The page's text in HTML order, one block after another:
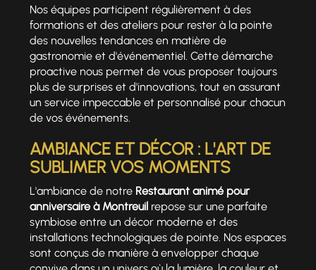
Nos équipes participent régulièrement à des
formations et des ateliers pour rester à la pointe
des nouvelles tendances en matière de
gastronomie et d'événementiel. Cette démarche
proactive nous permet de vous proposer toujours
plus de surprises et d'innovations, tout en assurant
un service impeccable et personnalisé pour chacun
de vos événements.
AMBIANCE ET DÉCOR : L'ART DE
SUBLIMER VOS MOMENTS
L'ambiance de notre Restaurant animé pour
anniversaire à Montreuilrepose sur une parfaite
symbiose entre un décor moderne et des
installations technologiques de pointe. Nos espaces
sont conçus de manière à envelopper chaque